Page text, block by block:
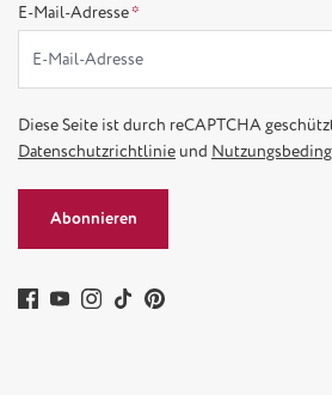
E-Mail-Adresse*
Diese Seite ist durch reCAPTCHA
Datenschutzrichtlinieund
Abonnieren